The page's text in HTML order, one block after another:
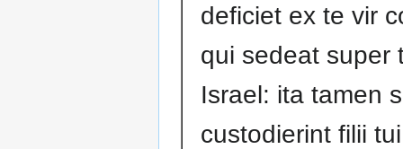
deficiet ex te vir
qui sedeat super
Israel: ita tamen
custodierint filii